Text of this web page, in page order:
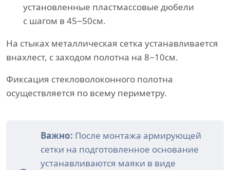
установленные пластмассовые дюбели
с шагом в 45−50см.
На стыках металлическая сетка устанавливается
внахлест, с заходом полотна на 8−10см.
Фиксация стекловолоконного полотна
осуществляется по всему периметру.
Важно: После монтажа армирующей
сетки на подготовленное основание
устанавливаются маяки в виде